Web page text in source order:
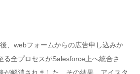
、webフォームからの広告申し込みか
る全プロセスがSalesforce上へ統合さ
が解消されました。その結果、アイスタ